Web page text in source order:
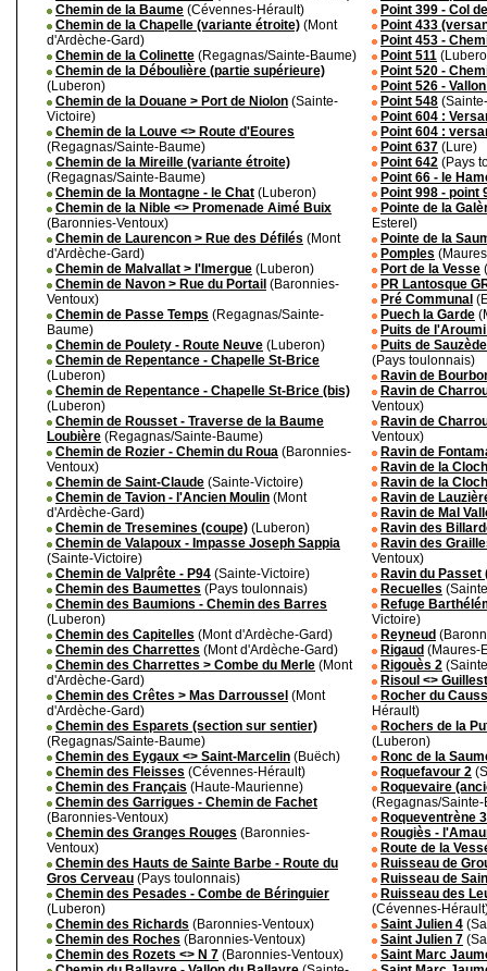
Chemin de la Baume (Cévennes-Hérault)
Chemin de la Chapelle (variante étroite) (Mont
d'Ardèche-Gard)
Chemin de la Colinette (Regagnas/Sainte-Baume)
Chemin de la Déboulière (partie supérieure)
(Luberon)
Chemin de la Douane > Port de Niolon (Sainte-
Victoire)
Chemin de la Louve <> Route d'Eoures
(Regagnas/Sainte-Baume)
Chemin de la Mireille (variante étroite)
(Regagnas/Sainte-Baume)
Chemin de la Montagne - le Chat (Luberon)
Chemin de la Nible <> Promenade Aimé Buix
(Baronnies-Ventoux)
Chemin de Laurencon > Rue des Défilés (Mont
d'Ardèche-Gard)
Chemin de Malvallat > l'Imergue (Luberon)
Chemin de Navon > Rue du Portail (Baronnies-
Ventoux)
Chemin de Passe Temps (Regagnas/Sainte-
Baume)
Chemin de Poulety - Route Neuve (Luberon)
Chemin de Repentance - Chapelle St-Brice
(Luberon)
Chemin de Repentance - Chapelle St-Brice (bis)
(Luberon)
Chemin de Rousset - Traverse de la Baume
Loubière (Regagnas/Sainte-Baume)
Chemin de Rozier - Chemin du Roua (Baronnies-
Ventoux)
Chemin de Saint-Claude (Sainte-Victoire)
Chemin de Tavion - l'Ancien Moulin (Mont
d'Ardèche-Gard)
Chemin de Tresemines (coupe) (Luberon)
Chemin de Valapoux - Impasse Joseph Sappia
(Sainte-Victoire)
Chemin de Valprête - P94 (Sainte-Victoire)
Chemin des Baumettes (Pays toulonnais)
Chemin des Baumions - Chemin des Barres
(Luberon)
Chemin des Capitelles (Mont d'Ardèche-Gard)
Chemin des Charrettes (Mont d'Ardèche-Gard)
Chemin des Charrettes > Combe du Merle (Mont
d'Ardèche-Gard)
Chemin des Crêtes > Mas Darroussel (Mont
d'Ardèche-Gard)
Chemin des Esparets (section sur sentier)
(Regagnas/Sainte-Baume)
Chemin des Eygaux <> Saint-Marcelin (Buëch)
Chemin des Fleisses (Cévennes-Hérault)
Chemin des Français (Haute-Maurienne)
Chemin des Garrigues - Chemin de Fachet
(Baronnies-Ventoux)
Chemin des Granges Rouges (Baronnies-
Ventoux)
Chemin des Hauts de Sainte Barbe - Route du
Gros Cerveau (Pays toulonnais)
Chemin des Pesades - Combe de Béringuier
(Luberon)
Chemin des Richards (Baronnies-Ventoux)
Chemin des Roches (Baronnies-Ventoux)
Chemin des Rozets <> N 7 (Baronnies-Ventoux)
Point 399 - Col
Point 433
Point 453 -
Point 511
Point 520 -
Point 526 -
Point 548
Point 604 :
Point 604 :
Point 637 (Lure)
Point 642 (Pays
Point 66 - le
Point 998 - point
Pointe de la
Esterel)
Pointe de la
Pomples
Port de la Vesse
PR Lantosque
Pré Communal
Puech la Garde
Puits de
Puits de
(Pays toulonnais)
Ravin de
Ravin de
Ventoux)
Ravin de
Ventoux)
Ravin de
Ravin de la
Ravin de la
Ravin de
Ravin de Mal
Ravin des
Ravin des
Ventoux)
Ravin du Passet
Recuelles
Refuge
Victoire)
Reyneud
Rigaud (Maures-
Rigouès 2
Risoul <>
Rocher du
Hérault)
Rochers de la
(Luberon)
Ronc de la
Roquefavour 2
Roquevaire
(Regagnas/Sainte-
Roqueventrène 3
Rougiès -
Route de la
Ruisseau de
Ruisseau de
Ruisseau des
(Cévennes-
Saint Julien 4
Saint Julien 7
Saint Marc